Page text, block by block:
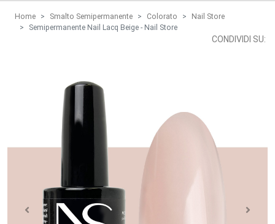
Home Smalto Semipermanente Colorato
Nail Store
Semipermanente Nail Lacq Beige - Nail Store
CONDIVIDI SU: